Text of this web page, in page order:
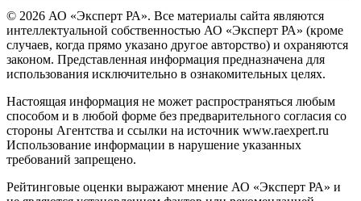
© 2026 АО «Эксперт РА». Все материалы сайта являются
интеллектуальной собственностью АО «Эксперт РА» (кроме
случаев, когда прямо указано другое авторство) и охраняются
законом. Представленная информация предназначена для
использования исключительно в ознакомительных целях.
Настоящая информация не может распространяться любым
способом и в любой форме без предварительного согласия со
стороны Агентства и ссылки на источник www.raexpert.ru
Использование информации в нарушение указанных
требований запрещено.
Рейтинговые оценки выражают мнение АО «Эксперт РА» и